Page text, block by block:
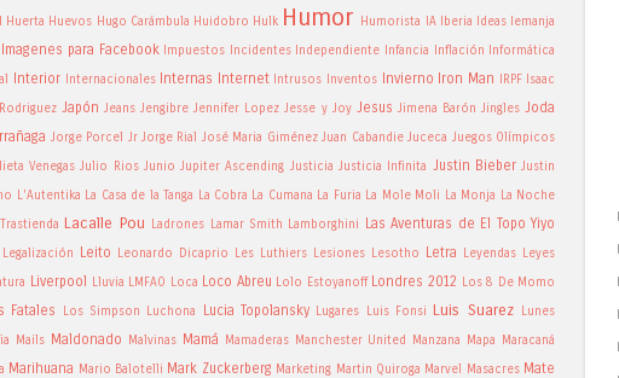
Huerta Huevos Hugo Carámbula Huidobro Hulk Humor Humorista IA Iberia Ideas Iemanja
Imagenes para Facebook Impuestos Incidentes Independiente Infancia Inflación Informática
Interior Internacionales Internas Internet Intrusos Inventos Invierno Iron Man IRPF
Isaac
Japón Jeans Jengibre Jennifer Lopez Jesse y Joy Jesus Jimena Barón Jingles Joda
Jorge Porcel Jr Jorge Rial José Maria Giménez Juan Cabandie Juceca Juegos Olímpicos
Venegas Julio Rios Junio Jupiter Ascending Justicia Justicia Infinita Justin Bieber Justin
L'Autentika La Casa de la Tanga La Cobra La Cumana La Furia La Mole Moli La Monja La Noche
Lacalle Pou Ladrones Lamar Smith Lamborghini Las Aventuras de El Topo Yiyo
Legalización Leito Leonardo Dicaprio Les Luthiers Lesiones Lesotho Letra Leyendas Leyes
Liverpool Lluvia LMFAO Loca Loco Abreu Lolo Estoyanoff Londres 2012 Los 8 De Momo
Fatales Los Simpson Luchona Lucia Topolansky Lugares Luis Fonsi Luis Suarez Lunes
Mails Maldonado Malvinas Mamá Mamaderas Manchester United Manzana Mapa
Maracaná
Marihuana Mario Balotelli Mark Zuckerberg Marketing Martin Quiroga Marvel Masacres Mate